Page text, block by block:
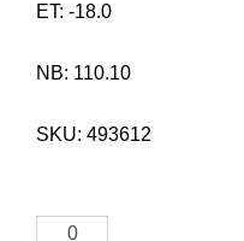
ET: -18.0
NB: 110.10
SKU: 493612